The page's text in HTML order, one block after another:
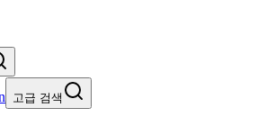
고급 검색